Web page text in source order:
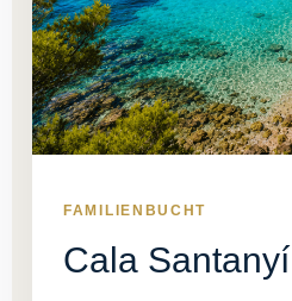
FAMILIENBUCHT
Cala Santanyí